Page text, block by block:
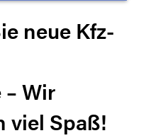
neue Kfz-
Wir
viel Spaß!